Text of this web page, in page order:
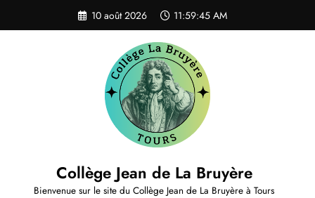
contenu
10 août 2026 11:59:45 AM
Collège Jean de La Bruyère
Bienvenue sur le site du Collège Jean de La Bruyère à Tours